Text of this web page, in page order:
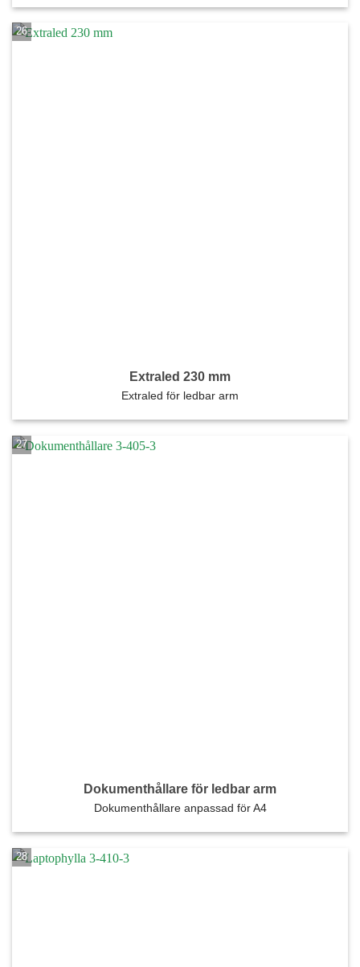
Extraled 230 mm
Extraled för ledbar arm
Dokumenthållare för ledbar arm
Dokumenthållare anpassad för A4